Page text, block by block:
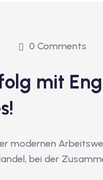
0 Comments
mit
modernen
bei der